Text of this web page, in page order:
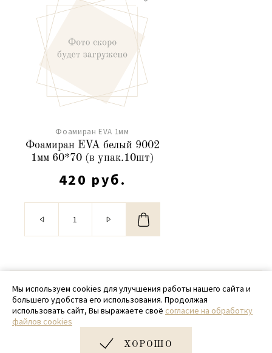
Фоамиран EVA 1мм
Фоамиран EVA белый 9002
1мм 60*70 (в упак.10шт)
420 руб.
© 2020 - 2026 SamPack
+ 7 (918) 699-97-87
zakaz@sampack.store
Мы используем cookies для улучшения работы нашего сайта и
большего удобства его использования. Продолжая
использовать сайт, Вы выражаете своё согласие на обработку
файлов cookies
ХОРОШО